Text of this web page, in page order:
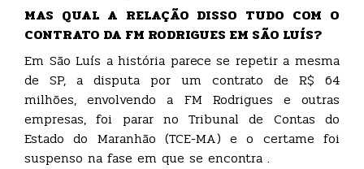
MAS QUAL A RELAÇÃO DISSO TUDO COM O
CONTRATO DA FM RODRIGUES EM SÃO LUÍS?
Em São Luís a história parece se repetir a mesma
de SP, a disputa por um contrato de R$ 64
milhões, envolvendo a FM Rodrigues e outras
empresas, foi parar no Tribunal de Contas do
Estado do Maranhão (TCE-MA) e o certame foi
suspenso na fase em que se encontra .